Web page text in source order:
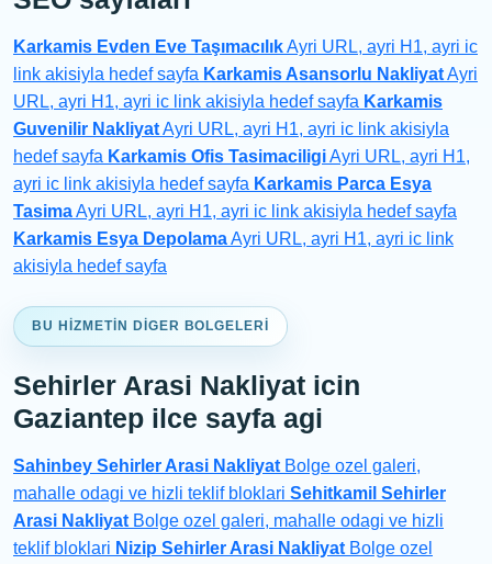
Karkamis Evden Eve TaşımacılıkAyri URL, ayri H1, ayri ic
link akisiyla hedef sayfa Karkamis Asansorlu NakliyatAyri
URL, ayri H1, ayri ic link akisiyla hedef sayfa Karkamis
Guvenilir NakliyatAyri URL, ayri H1, ayri ic link akisiyla
hedef sayfa Karkamis Ofis TasimaciligiAyri URL, ayri H1,
ayri ic link akisiyla hedef sayfa Karkamis Parca Esya
TasimaAyri URL, ayri H1, ayri ic link akisiyla hedef sayfa
Karkamis Esya DepolamaAyri URL, ayri H1, ayri ic link
akisiyla hedef sayfa
BU HIZMETIN DIGER BOLGELERI
Sehirler Arasi Nakliyat icin
Gaziantep ilce sayfa agi
Sahinbey Sehirler Arasi Nakliyat Bolge ozel galeri,
mahalle odagi ve hizli teklif bloklari Sehitkamil Sehirler
Arasi Nakliyat Bolge ozel galeri, mahalle odagi ve hizli
teklif bloklari Nizip Sehirler Arasi Nakliyat Bolge ozel